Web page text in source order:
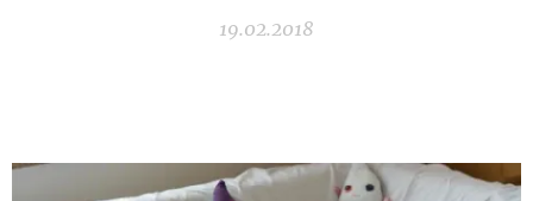
19.02.2018